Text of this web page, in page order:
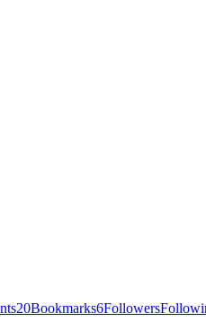
20Bookmarks6Followers